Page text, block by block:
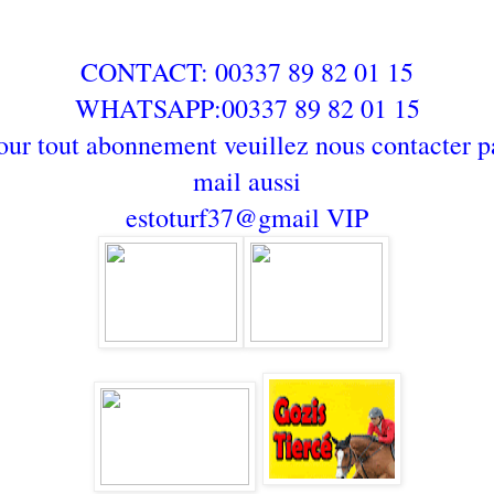
CONTACT: 00337 89 82 01 15
WHATSAPP:00337 89 82 01 15
tout abonnement veuillez nous contacter
mail aussi
estoturf37@gmail VIP